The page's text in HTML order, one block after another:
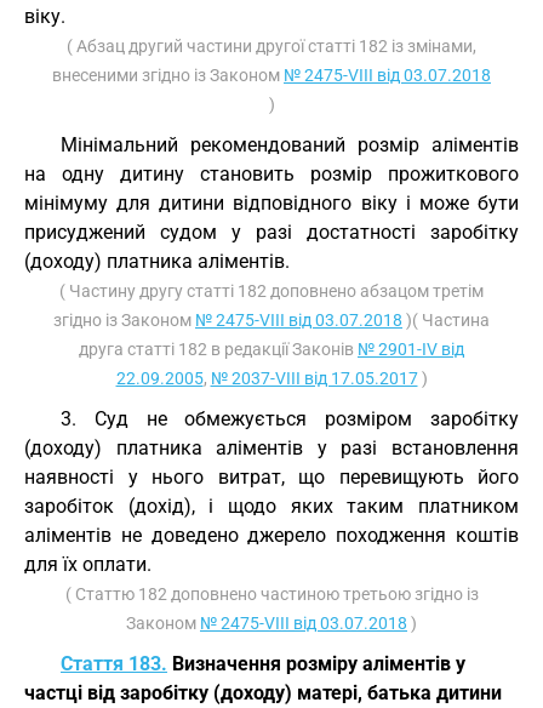
віку.
( Абзац другий частини другої статті 182 із змінами,
внесеними згідно із Законом № 2475-VIII від 03.07.2018
)
Мінімальний рекомендований розмір аліментів
на одну дитину становить розмір прожиткового
мінімуму для дитини відповідного віку і може бути
присуджений судом у разі достатності заробітку
(доходу) платника аліментів.
( Частину другу статті 182 доповнено абзацом третім
згідно із Законом № 2475-VIII від 03.07.2018 )( Частина
друга статті 182 в редакції Законів № 2901-IV від
22.09.2005, № 2037-VIII від 17.05.2017)
3. Суд не обмежується розміром заробітку
(доходу) платника аліментів у разі встановлення
наявності у нього витрат, що перевищують його
заробіток (дохід), і щодо яких таким платником
аліментів не доведено джерело походження коштів
для їх оплати.
( Статтю 182 доповнено частиною третьою згідно із
Законом № 2475-VIII від 03.07.2018 )
Стаття 183. Визначення розміру аліментів у
частці від заробітку (доходу) матері, батька дитини